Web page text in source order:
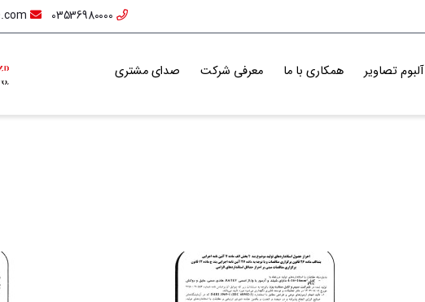
آلبوم تصاویر همکاری با ما معرفی شرکت صدای مشتری